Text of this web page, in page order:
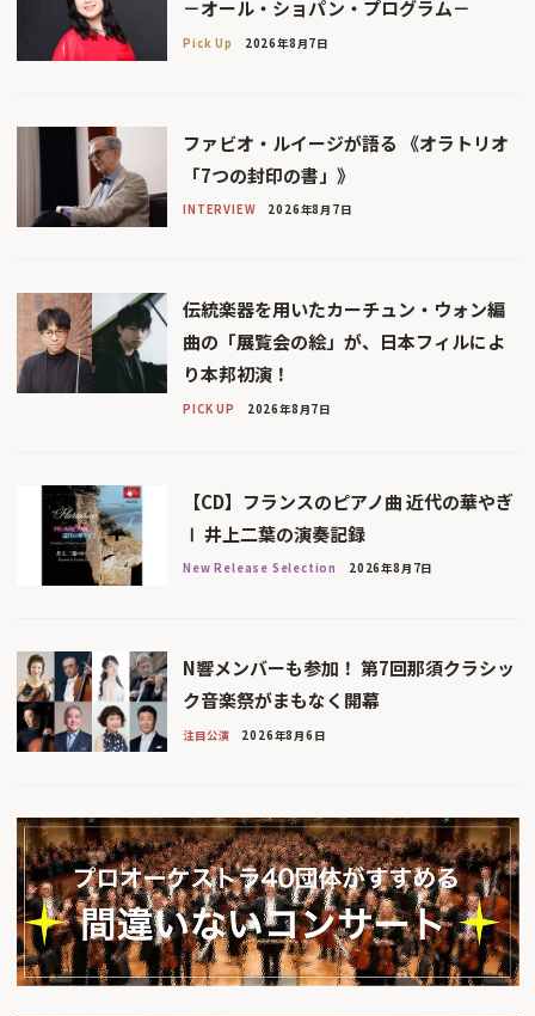
－オール・ショパン・プログラム－
Pick Up 2026年8月7日
ファビオ・ルイージが語る 《オラトリオ
「7つの封印の書」》
INTERVIEW 2026年8月7日
伝統楽器を用いたカーチュン・ウォン編
曲の「展覧会の絵」が、日本フィルによ
り本邦初演！
PICK UP 2026年8月7日
【CD】フランスのピアノ曲 近代の華やぎ
Ⅰ 井上二葉の演奏記録
New Release Selection 2026年8月7日
N響メンバーも参加！ 第7回那須クラシッ
ク音楽祭がまもなく開幕
注目公演 2026年8月6日